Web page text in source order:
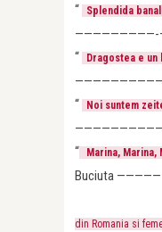
“ Splendida
—————————-
“
Dragostea e un
“
Noi suntem
“
Marina, Marina,
Buciuta
din Romania si